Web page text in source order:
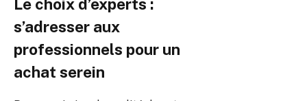
Le choix d’experts :
s’adresser aux
professionnels pour un
achat serein